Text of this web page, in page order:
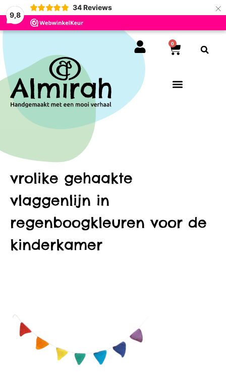
9,8
34 Reviews ×
0
vrolike gehaakte
vlaggenlijn in
regenboogkleuren voor de
kinderkamer